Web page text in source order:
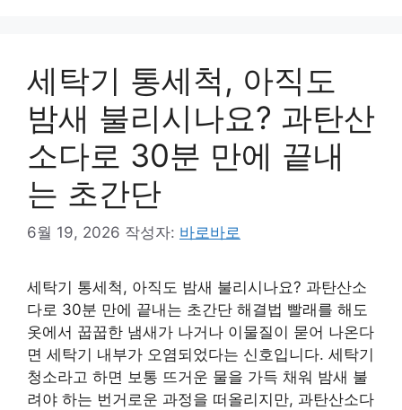
세탁기 통세척, 아직도
밤새 불리시나요? 과탄산
소다로 30분 만에 끝내
는 초간단
6월 19, 2026 작성자: 바로바로
세탁기 통세척, 아직도 밤새 불리시나요? 과탄산소
다로 30분 만에 끝내는 초간단 해결법 빨래를 해도
옷에서 꿉꿉한 냄새가 나거나 이물질이 묻어 나온다
면 세탁기 내부가 오염되었다는 신호입니다. 세탁기
청소라고 하면 보통 뜨거운 물을 가득 채워 밤새 불
려야 하는 번거로운 과정을 떠올리지만, 과탄산소다